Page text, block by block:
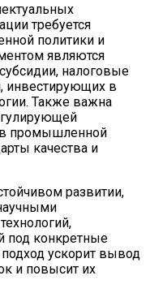
требуется
политики и
являются
налоговые
инвестирующих в
Также важна
в промышленной
качества и
развитии,
под конкретные
ускорит вывод
и повысит их